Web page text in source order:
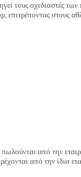
τους σχεδιαστές
στους
πωλούνται από την
από την ίδια